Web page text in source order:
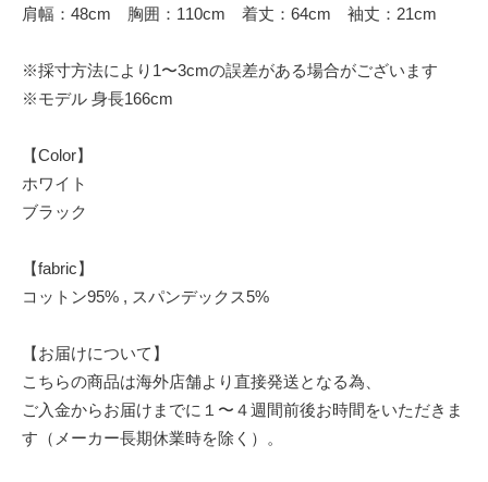
肩幅：48cm 胸囲：110cm 着丈：64cm 袖丈：21cm
※採寸方法により1〜3cmの誤差がある場合がございます
※モデル 身長166cm
【Color】
ホワイト
ブラック
【fabric】
コットン95% , スパンデックス5%
【お届けについて】
こちらの商品は海外店舗より直接発送となる為、
ご入金からお届けまでに１〜４週間前後お時間をいただきま
す（メーカー長期休業時を除く）。